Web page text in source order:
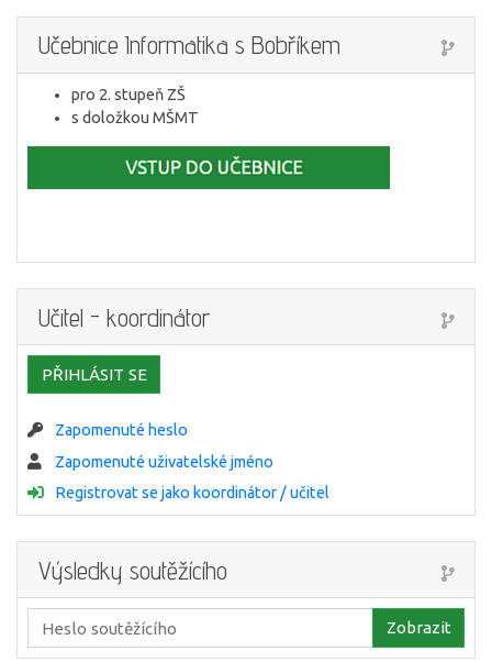
Učebnice Informatika s Bobříkem
pro 2. stupeň ZŠ
s doložkou MŠMT
Učitel - koordinátor
PŘIHLÁSIT SE
Zapomenuté heslo
Zapomenuté uživatelské jméno
Registrovat se jako koordinátor / učitel
Výsledky soutěžícího
Zobrazit